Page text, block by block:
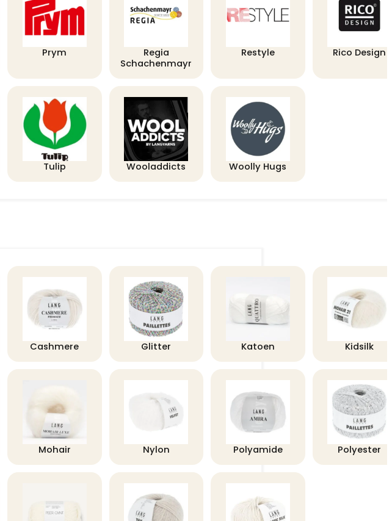
Prym
Regia
Schachenmayr
Restyle Rico Design
Tulip Wooladdicts Woolly Hugs
Cashmere Glitter Katoen Kidsilk
Mohair Nylon Polyamide Polyester